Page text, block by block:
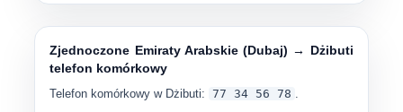
Zjednoczone Emiraty Arabskie (Dubaj) → Dżibuti
telefon komórkowy
Telefon komórkowy w Dżibuti: 77 34 56 78 .